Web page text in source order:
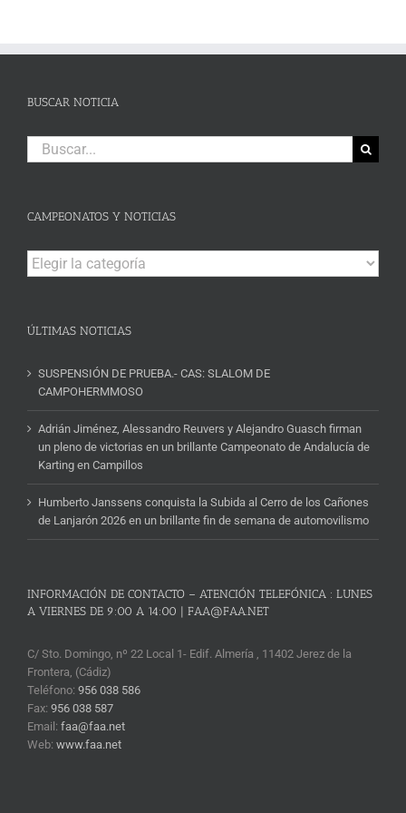
BUSCAR NOTICIA
Buscar:
CAMPEONATOS Y NOTICIAS
Campeonatos
y
ÚLTIMAS NOTICIAS
SUSPENSIÓN DE PRUEBA.- CAS: SLALOM DE
CAMPOHERMMOSO
Adrián Jiménez, Alessandro Reuvers y Alejandro Guasch firman
un pleno de victorias en un brillante Campeonato de Andalucía de
Karting en Campillos
Humberto Janssens conquista la Subida al Cerro de los Cañones
de Lanjarón 2026 en un brillante fin de semana de automovilismo
INFORMACIÓN DE CONTACTO – ATENCIÓN TELEFÓNICA : LUNES
A VIERNES DE 9:00 A 14:00 | FAA@FAA.NET
C/ Sto. Domingo, nº 22 Local 1- Edif. Almería , 11402 Jerez de la
Frontera, (Cádiz)
Teléfono: 956 038 586
Fax: 956 038 587
Email: faa@faa.net
Web: www.faa.net